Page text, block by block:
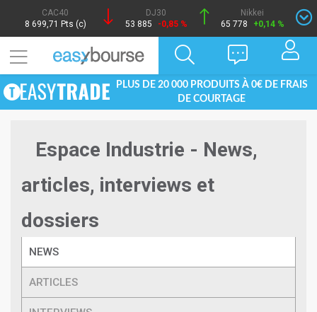
CAC40
8 699,71 Pts (c)
DJ30
53 885
-0,85 %
Nikkei
65 778
+0,14 %
PLUS DE 20 000 PRODUITS À 0€ DE FRAIS
DE COURTAGE
Espace Industrie - News,
articles, interviews et
dossiers
NEWS
ARTICLES